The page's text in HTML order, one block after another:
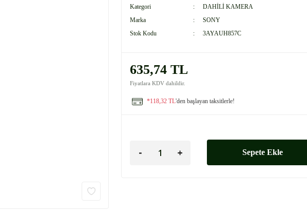
Kategori
DAHİLİ KAMERA
Marka
SONY
Stok Kodu
3AYAUH857C
635,74 TL
Fiyatlara KDV dahildir.
*118,32 TL'den başlayan taksitlerle!
Sepete Ekle